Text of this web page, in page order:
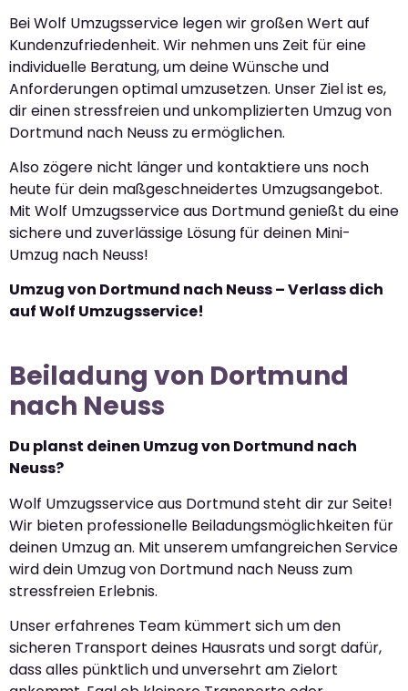
Bei Wolf Umzugsservice legen wir großen Wert auf
Kundenzufriedenheit. Wir nehmen uns Zeit für eine
individuelle Beratung, um deine Wünsche und
Anforderungen optimal umzusetzen. Unser Ziel ist es,
dir einen stressfreien und unkomplizierten Umzug von
Dortmund nach Neuss zu ermöglichen.
Also zögere nicht länger und kontaktiere uns noch
heute für dein maßgeschneidertes Umzugsangebot.
Mit Wolf Umzugsservice aus Dortmund genießt du eine
sichere und zuverlässige Lösung für deinen Mini-
Umzug nach Neuss!
Umzug von Dortmund nach Neuss – Verlass dich
auf Wolf Umzugsservice!
Beiladung von Dortmund
nach Neuss
Du planst deinen Umzug von Dortmund nach
Neuss?
Wolf Umzugsservice aus Dortmund steht dir zur Seite!
Wir bieten professionelle Beiladungsmöglichkeiten für
deinen Umzug an. Mit unserem umfangreichen Service
wird dein Umzug von Dortmund nach Neuss zum
stressfreien Erlebnis.
Unser erfahrenes Team kümmert sich um den
sicheren Transport deines Hausrats und sorgt dafür,
dass alles pünktlich und unversehrt am Zielort